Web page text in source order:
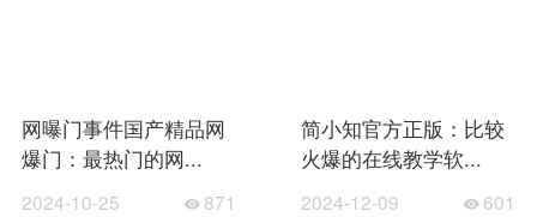
网曝门事件国产精品网
爆门：最热门的网...
2024-10-25 871
简小知官方正版：比较
火爆的在线教学软...
2024-12-09 601